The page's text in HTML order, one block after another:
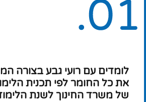
לומדים עם רועי גבע בצורה
את כל החומר לפי תכנית
של משרד החינוך לשנת